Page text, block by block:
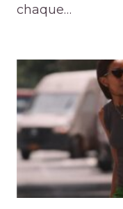
chaque…